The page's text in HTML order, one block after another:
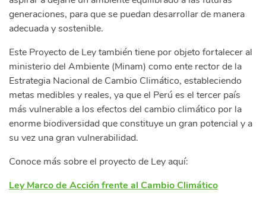
generaciones, para que se puedan desarrollar de manera
adecuada y sostenible.
Este Proyecto de Ley también tiene por objeto fortalecer al
ministerio del Ambiente (Minam) como ente rector de la
Estrategia Nacional de Cambio Climático, estableciendo
metas medibles y reales, ya que el Perú es el tercer país
más vulnerable a los efectos del cambio climático por la
enorme biodiversidad que constituye un gran potencial y a
su vez una gran vulnerabilidad.
Conoce más sobre el proyecto de Ley aquí:
Ley Marco de Acción frente al Cambio Climático